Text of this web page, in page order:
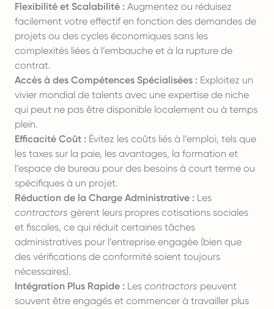
Flexibilité et Scalabilité : Augmentez ou réduisez
facilement votre effectif en fonction des demandes de
projets ou des cycles économiques sans les
complexités liées à l’embauche et à la rupture de
contrat.
Accès à des Compétences Spécialisées : Exploitez un
vivier mondial de talents avec une expertise de niche
qui peut ne pas être disponible localement ou à temps
plein.
Efficacité Coût : Évitez les coûts liés à l’emploi, tels que
les taxes sur la paie, les avantages, la formation et
l’espace de bureau pour des besoins à court terme ou
spécifiques à un projet.
Réduction de la Charge Administrative : Les
contractors gèrent leurs propres cotisations sociales
et fiscales, ce qui réduit certaines tâches
administratives pour l’entreprise engagée (bien que
des vérifications de conformité soient toujours
nécessaires).
Intégration Plus Rapide : Les contractors peuvent
souvent être engagés et commencer à travailler plus